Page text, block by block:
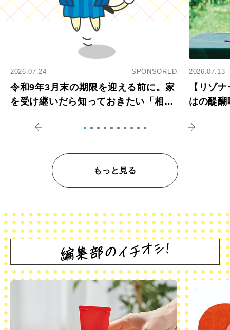
2026.07.24 SPONSORED
令和9年3月末の期限を迎える前に。家
を受け継いだら知っておきたい「相続
2026.07.13
【リゾ
はの醍
もっと見る